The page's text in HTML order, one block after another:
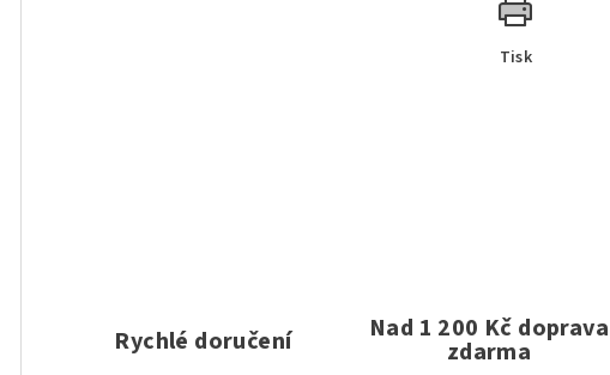
Tisk
Rychlé doručení Nad 1 200 Kč doprava
zdarma